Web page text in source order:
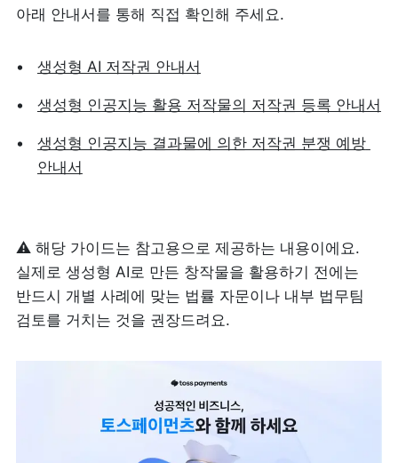
아래 안내서를 통해 직접 확인해 주세요.
생성형 AI 저작권 안내서
생성형 인공지능 활용 저작물의 저작권 등록 안내서
생성형 인공지능 결과물에 의한 저작권 분쟁 예방
안내서
⚠️ 해당 가이드는 참고용으로 제공하는 내용이에요.
실제로 생성형 AI로 만든 창작물을 활용하기 전에는
반드시 개별 사례에 맞는 법률 자문이나 내부 법무팀
검토를 거치는 것을 권장드려요.